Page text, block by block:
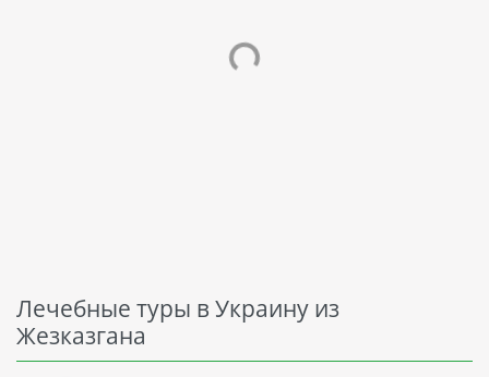
Лечебные туры в Украину из
Жезказгана